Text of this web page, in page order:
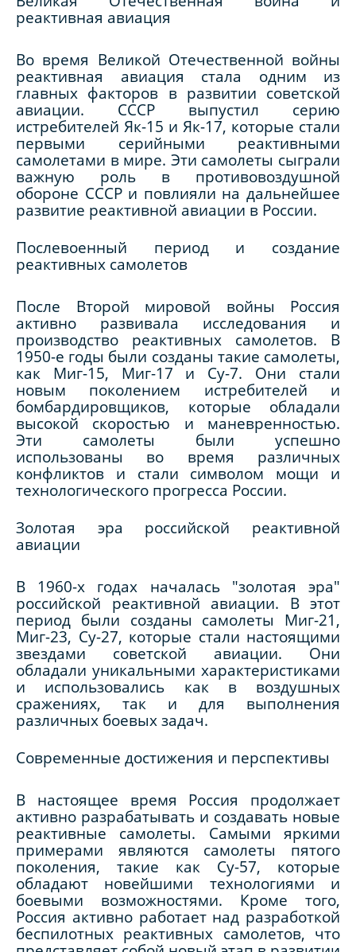
реактивная авиация
Во время Великой Отечественной войны
реактивная авиация стала одним из
главных факторов в развитии советской
авиации. СССР выпустил серию
истребителей Як-15 и Як-17, которые стали
первыми серийными реактивными
самолетами в мире. Эти самолеты сыграли
важную роль в противовоздушной
обороне СССР и повлияли на дальнейшее
развитие реактивной авиации в России.
Послевоенный период и создание
реактивных самолетов
После Второй мировой войны Россия
активно развивала исследования и
производство реактивных самолетов. В
1950-е годы были созданы такие самолеты,
как Миг-15, Миг-17 и Су-7. Они стали
новым поколением истребителей и
бомбардировщиков, которые обладали
высокой скоростью и маневренностью.
Эти самолеты были успешно
использованы во время различных
конфликтов и стали символом мощи и
технологического прогресса России.
Золотая эра российской реактивной
авиации
В 1960-х годах началась "золотая эра"
российской реактивной авиации. В этот
период были созданы самолеты Миг-21,
Миг-23, Су-27, которые стали настоящими
звездами советской авиации. Они
обладали уникальными характеристиками
и использовались как в воздушных
сражениях, так и для выполнения
различных боевых задач.
Современные достижения и перспективы
В настоящее время Россия продолжает
активно разрабатывать и создавать новые
реактивные самолеты. Самыми яркими
примерами являются самолеты пятого
поколения, такие как Су-57, которые
обладают новейшими технологиями и
боевыми возможностями. Кроме того,
Россия активно работает над разработкой
беспилотных реактивных самолетов, что